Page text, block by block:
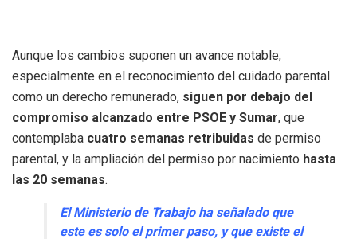
Aunque los cambios suponen un avance notable,
especialmente en el reconocimiento del cuidado parental
como un derecho remunerado, siguen por debajo del
compromiso alcanzado entre PSOE y Sumar, que
contemplaba cuatro semanas retribuidas de permiso
parental, y la ampliación del permiso por nacimiento hasta
las 20 semanas.
El Ministerio de Trabajo ha señalado que
este es solo el primer paso, y que existe el